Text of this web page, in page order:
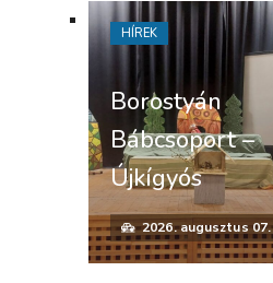
Borostyán
Bábcsoport –
Újkígyós
2026. augusztus 07.
HÍREK